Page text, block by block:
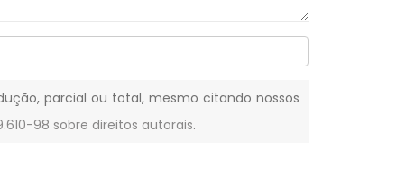
parcial ou total, mesmo citando nossos
98 sobre direitos autorais.